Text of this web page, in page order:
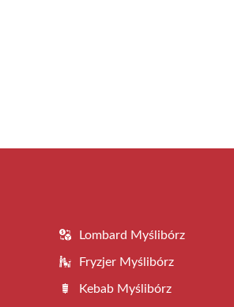
Lombard Myślibórz
Fryzjer Myślibórz
Kebab Myślibórz